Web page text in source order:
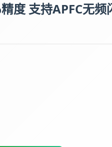
度 支持APFC无